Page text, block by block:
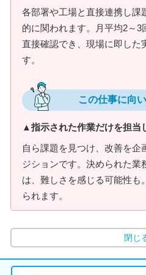
各部署や工場と直接連携し課
的に関われます。月平均2～
直接確認でき、現場に即した
す。
この仕事に向
▲指示された作業だけを担当
自ら課題を見つけ、改善を企
ジションです。決められた業
は、難しさを感じる可能性も
られます。
閉じ